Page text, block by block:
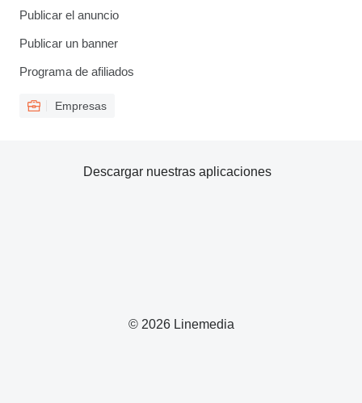
Publicar el anuncio
Publicar un banner
Programa de afiliados
Empresas
© 2026 Linemedia
Descargar nuestras aplicaciones